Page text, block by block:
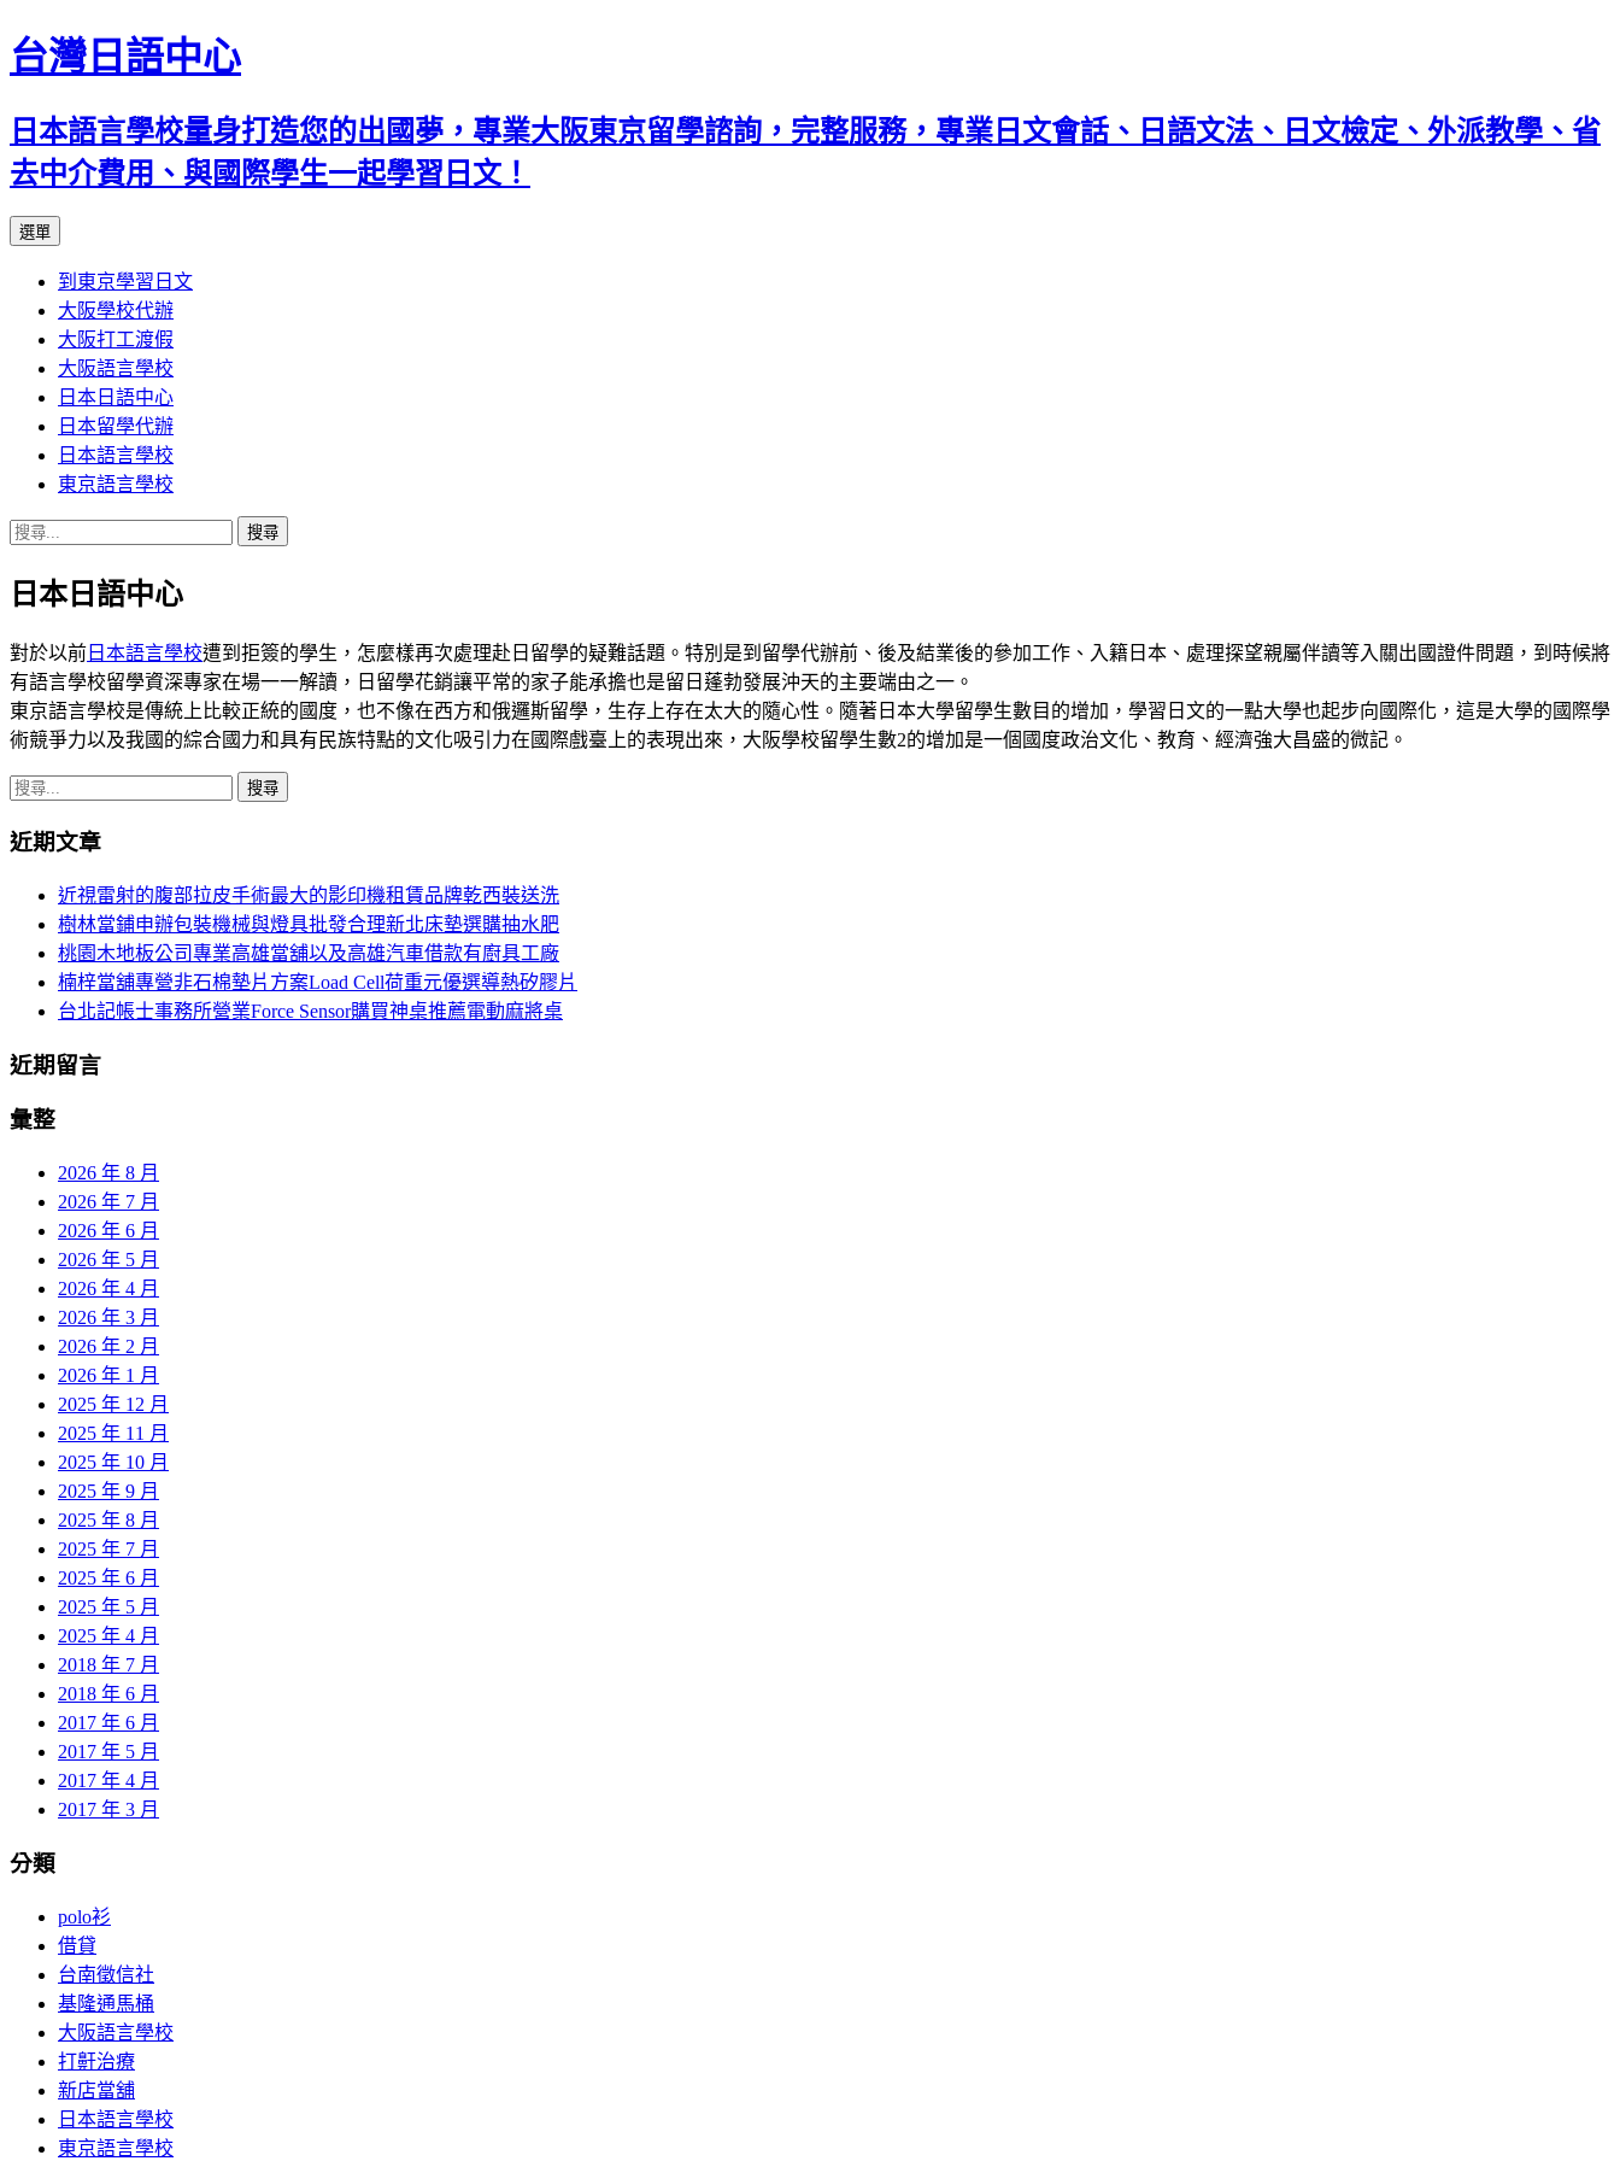
台灣日語中心
日本語言學校量身打造您的出國夢，專業大阪東京留學諮詢，完整服務，專業日文會話、日語文法、日文檢定、外派教學、省
去中介費用、與國際學生一起學習日文！
選單
內
容
到東京學習日文
大阪學校代辦
大阪打工渡假
大阪語言學校
日本日語中心
日本留學代辦
日本語言學校
東京語言學校
搜
關
字:
日本日語中心
對於以前 日本語言學校遭到拒簽的學生，怎麼樣再次處理赴日留學的疑難話題。特別是到留學代辦前、後及結業後的參加工作、入籍日本、處理探望親屬伴讀等入關出國證件問題，到時候將
有語言學校留學資深專家在場一一解讀，日留學花銷讓平常的家子能承擔也是留日蓬勃發展沖天的主要端由之一。
東京語言學校是傳統上比較正統的國度，也不像在西方和俄邏斯留學，生存上存在太大的隨心性。隨著日本大學留學生數目的增加，學習日文的一點大學也起步向國際化，這是大學的國際學
術競爭力以及我國的綜合國力和具有民族特點的文化吸引力在國際戲臺上的表現出來，大阪學校留學生數2的增加是一個國度政治文化、教育、經濟強大昌盛的微記。
搜
關
近期文章
近視雷射的腹部拉皮手術最大的影印機租賃品牌乾西裝送洗
樹林當鋪申辦包裝機械與燈具批發合理新北床墊選購抽水肥
桃園木地板公司專業高雄當舖以及高雄汽車借款有廚具工廠
楠梓當舖專營非石棉墊片方案Load Cell荷重元優選導熱矽膠片
台北記帳士事務所營業Force Sensor購買神桌推薦電動麻將桌
近期留言
彙整
2026 年 8 月
2026 年 7 月
2026 年 6 月
2026 年 5 月
2026 年 4 月
2026 年 3 月
2026 年 2 月
2026 年 1 月
2025 年 12 月
2025 年 11 月
2025 年 10 月
2025 年 9 月
2025 年 8 月
2025 年 7 月
2025 年 6 月
2025 年 5 月
2025 年 4 月
2018 年 7 月
2018 年 6 月
2017 年 6 月
2017 年 5 月
2017 年 4 月
2017 年 3 月
分類
polo衫
借貸
台南徵信社
基隆通馬桶
大阪語言學校
打鼾治療
新店當舖
日本語言學校
東京語言學校